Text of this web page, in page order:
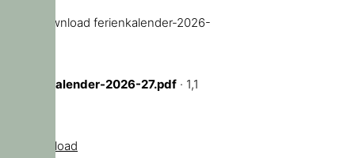
ferienkalender-2026-27.pdf · 1,1
Download